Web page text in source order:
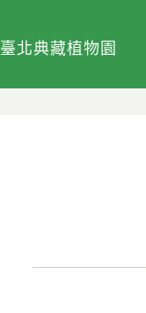
臺北典藏植物園